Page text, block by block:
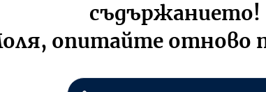
съдържанието!
опитайте отново